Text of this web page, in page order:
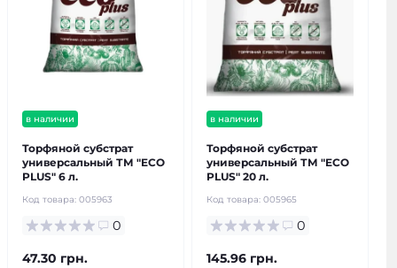
в наличии
Торфяной субстрат
универсальный ТМ "ECO
PLUS" 6 л.
Код товара: 005963
0
47.30 грн.
в наличии
Торфяной субстрат
универсальный ТМ "ECO
PLUS" 20 л.
Код товара: 005965
0
145.96 грн.